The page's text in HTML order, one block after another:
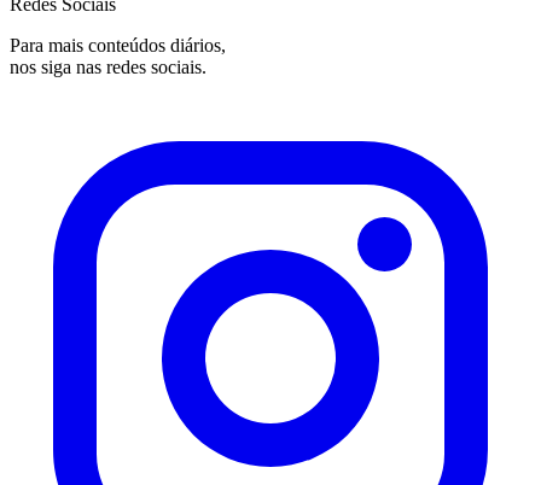
Para mais conteúdos diários,
nos siga nas redes sociais.